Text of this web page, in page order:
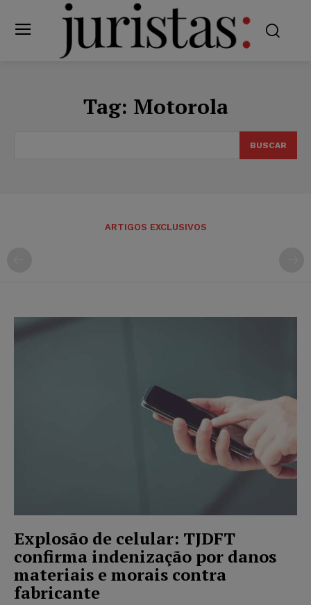
Tag: Motorola
BUSCAR
ARTIGOS EXCLUSIVOS
Explosão de celular: TJDFT
confirma indenização por danos
materiais e morais contra
fabricante